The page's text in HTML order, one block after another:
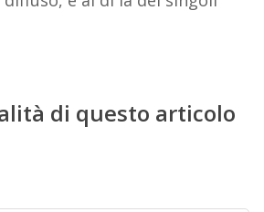
di questo articolo